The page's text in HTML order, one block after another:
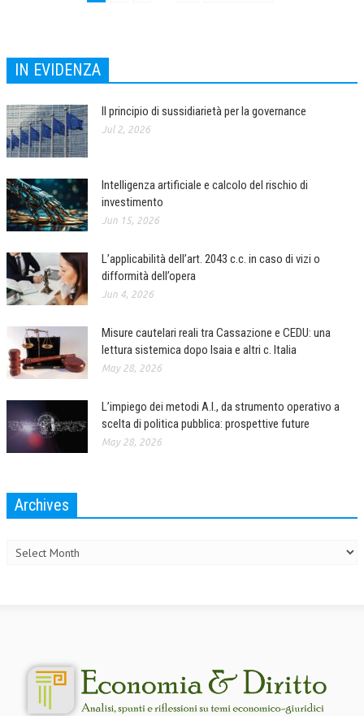
CORSI ENTI TERZI
PUBBLICAZIONI
BOLLETTINO FINANZIAMENTI
DOCUMENTI
TESI DI LAUREA
MATERIALE DIDATTICO
INVITI E PROMOZIONI
IN EVIDENZA
Il principio di sussidiarietà per la governance
Jul 2, 2026
Intelligenza artificiale e calcolo del rischio di
investimento
Jun 15, 2026
L’applicabilità dell’art. 2043 c.c. in caso di vizi o
difformità dell’opera
Jun 4, 2026
Misure cautelari reali tra Cassazione e CEDU: una
lettura sistemica dopo Isaia e altri c. Italia
May 28, 2026
L’impiego dei metodi A.I., da strumento operativo a
scelta di politica pubblica: prospettive future
May 28, 2026
Archives